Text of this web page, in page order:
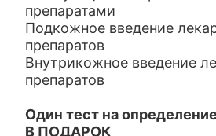
препаратами
Подкожное введение
препаратов
Внутрикожное введение
препаратов
Один тест на
В ПОДАРОК